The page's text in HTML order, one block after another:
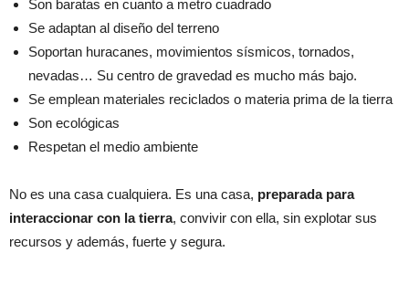
Son baratas en cuanto a metro cuadrado
Se adaptan al diseño del terreno
Soportan huracanes, movimientos sísmicos, tornados,
nevadas… Su centro de gravedad es mucho más bajo.
Se emplean materiales reciclados o materia prima de la tierra
Son ecológicas
Respetan el medio ambiente
No es una casa cualquiera. Es una casa, preparada para
interaccionar con la tierra, convivir con ella, sin explotar sus
recursos y además, fuerte y segura.